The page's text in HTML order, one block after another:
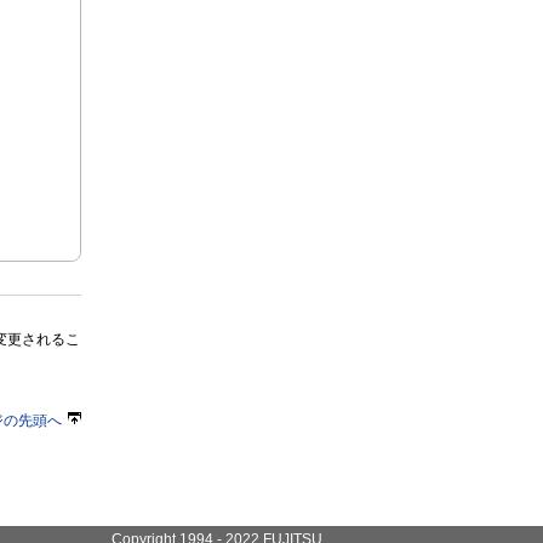
されるこ
の先頭へ
Copyright 1994 - 2022 FUJITSU